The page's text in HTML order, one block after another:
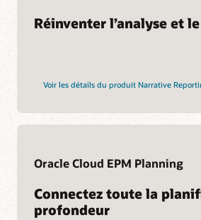
Consulting
Réinventer l’analyse et
Voir les détails du produit Narrative
Oracle Cloud EPM Planning
Connectez toute la
profondeur